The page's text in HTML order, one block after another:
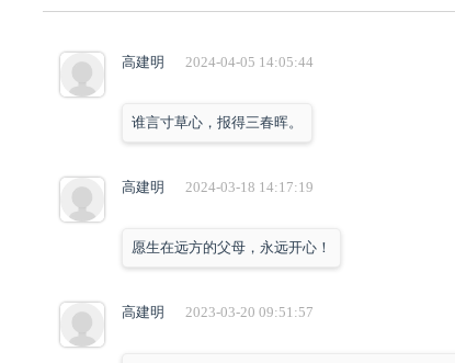
高建明 2024-04-05 14:05:44
谁言寸草心，报得三春晖。
高建明 2024-03-18 14:17:19
愿生在远方的父母，永远开心！
高建明 2023-03-20 09:51:57